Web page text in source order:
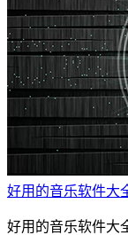
好用的音乐软件大
好用的音乐软件大